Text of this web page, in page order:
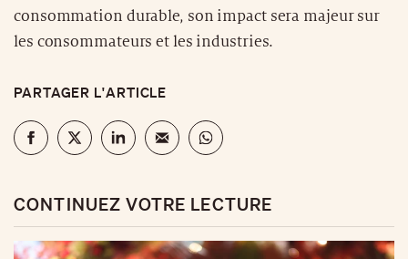
consommation durable, son impact sera majeur sur
les consommateurs et les industries.
PARTAGER L'ARTICLE
CONTINUEZ VOTRE LECTURE